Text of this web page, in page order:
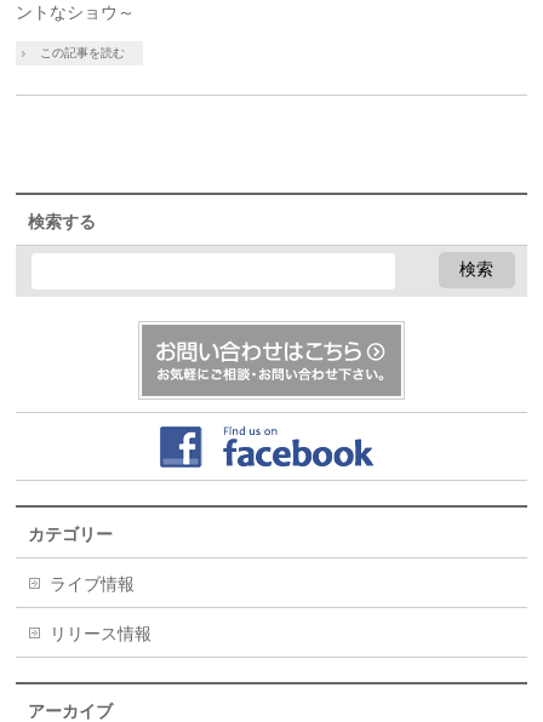
ントなショウ～
この記事を読む
検索する
カテゴリー
ライブ情報
リリース情報
アーカイブ